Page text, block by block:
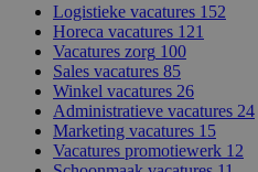
Logistieke vacatures 152
Horeca vacatures 121
Vacatures zorg 100
Sales vacatures 85
Winkel vacatures 26
Administratieve vacatures 24
Marketing vacatures 15
Vacatures promotiewerk 12